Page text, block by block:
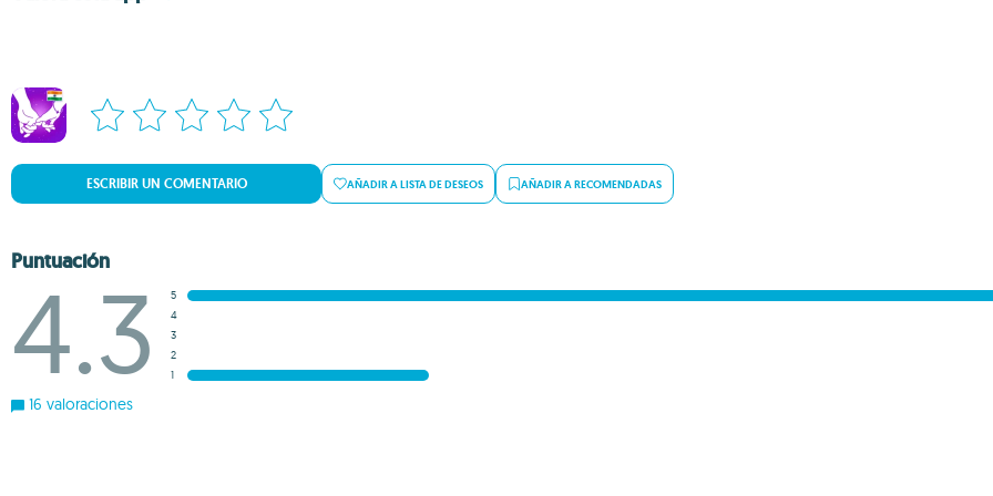
ESCRIBIR UN COMENTARIO AÑADIR A LISTA DE DESEOS AÑADIR A RECOMENDADAS
Puntuación
4.3
5
4
3
2
1
16 valoraciones